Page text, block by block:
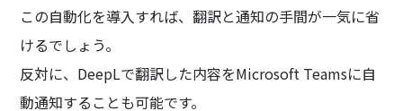
この自動化を導入すれば、翻訳と通知の手間が一気に省
けるでしょう。
反対に、DeepLで翻訳した内容をMicrosoft Teamsに自
動通知することも可能です。